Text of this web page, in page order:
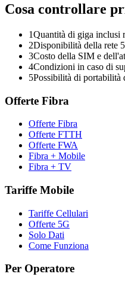
Cosa controllare
1Quantità di giga inclusi
2Disponibilità della rete
3Costo della SIM e
4Condizioni in caso di
5Possibilità di portabilità
Offerte Fibra
Offerte Fibra
Offerte FTTH
Offerte FWA
Fibra + Mobile
Fibra + TV
Tariffe Mobile
Tariffe Cellulari
Offerte 5G
Solo Dati
Come Funziona
Per Operatore